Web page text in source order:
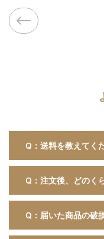
Q：送料を教えてく
Q：注文後、どのく
Q：届いた商品の破